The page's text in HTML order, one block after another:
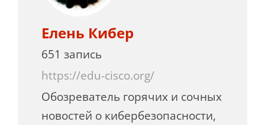
Елень Кибер
651 запись
https://edu-cisco.org/
Обозреватель горячих и сочных
новостей о кибербезопасности,